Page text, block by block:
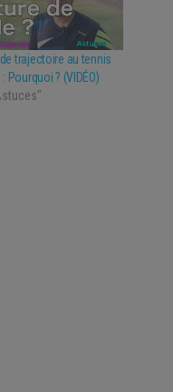
trajectoire au tennis
Pourquoi ? (VIDÉO)